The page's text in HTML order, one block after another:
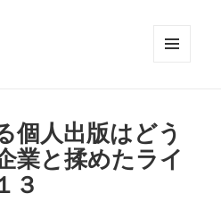
個人出版はどう
と揉めたライ
３